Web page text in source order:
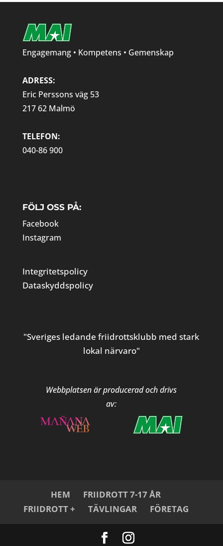
Engagemang • Kompetens • Gemenskap
ADRESS:
Eric Perssons väg 53
217 62 Malmö
TELEFON:
040-86 900
FÖLJ OSS PÅ:
Facebook
Instagram
Integritetspolicy
Dataskyddspolicy
"Sveriges ledande friidrottsklubb med stark
lokal närvaro"
Webbplatsen är producerad och drivs
av:
HEM
FRIIDROTT 7-17 ÅR
FRIIDROTT +
TÄVLINGAR FÖRETAG